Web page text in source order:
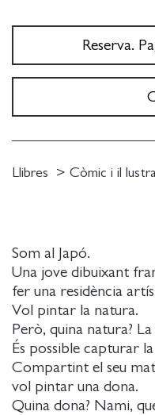
Som al Japó.
Una jove dibuixant
fer una residència
Vol pintar la natura.
Però, quina natura?
És possible capturar
Compartint el seu
vol pintar una dona.
Quina dona? Nami,
Reserva.
Llibres Còmic i il